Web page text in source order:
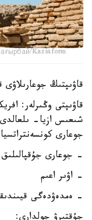
Kazinform
قاۋىپتىڭ
قاۋىپتى وڭىرلەر:
شىعىس ازيا- ىلعالدى
جوعارى
- جوعارى جۇقپالىلىق
- اۋىر اعىم
- ەمدەۋدەگى